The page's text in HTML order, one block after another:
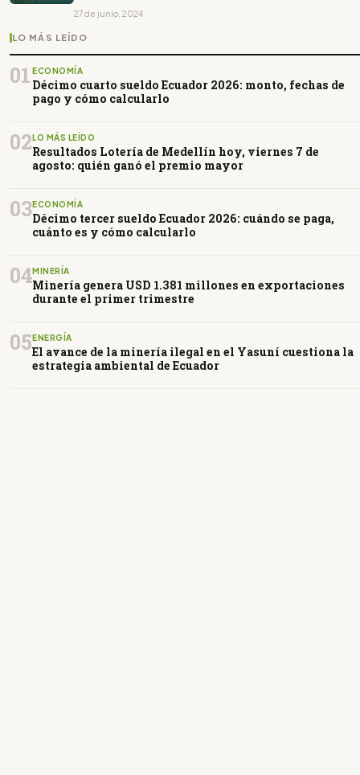
27 de junio, 2024
LO MÁS LEÍDO
01 ECONOMÍA
Décimo cuarto sueldo Ecuador 2026: monto, fechas de
pago y cómo calcularlo
02LO MÁS LEÍDO
Resultados Lotería de Medellín hoy, viernes 7 de
agosto: quién ganó el premio mayor
03ECONOMÍA
Décimo tercer sueldo Ecuador 2026: cuándo se paga,
cuánto es y cómo calcularlo
04MINERÍA
Minería genera USD 1.381 millones en exportaciones
durante el primer trimestre
05ENERGÍA
El avance de la minería ilegal en el Yasuní cuestiona la
estrategia ambiental de Ecuador